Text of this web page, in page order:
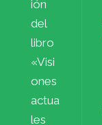
ión
del
libro
«Visi
ones
actua
les